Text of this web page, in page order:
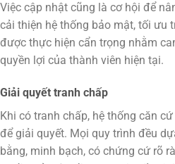
Việc cập nhật cũng là cơ hội để
cải thiện hệ thống bảo mật, tối ưu
được thực hiện cẩn trọng nhằm
quyền lợi của thành viên hiện tại.
Giải quyết tranh chấp
Khi có tranh chấp, hệ thống căn
để giải quyết. Mọi quy trình đều
bằng, minh bạch, có chứng cứ rõ